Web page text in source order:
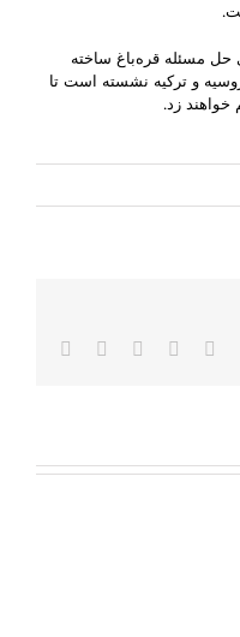
حل مسئله قره‌باغ ساخته
و ترکیه نشسته است تا
زد.
LinkedIn
WhatsApp
Tumblr
Pinterest